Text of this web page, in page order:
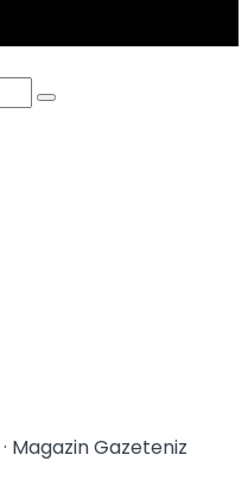
· Magazin Gazeteniz